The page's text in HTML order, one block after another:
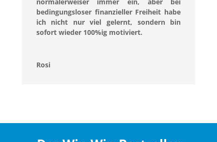
bedingungsloser finanzieller Freiheit habe
ich nicht nur viel gelernt, sondern bin
sofort wieder 100%ig motiviert.
Rosi